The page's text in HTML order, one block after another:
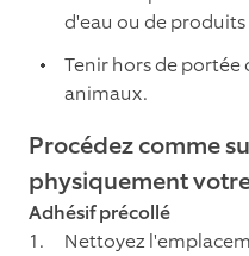
d'eau ou de
Tenir hors de portée
animaux.
Procédez comme
physiquement
Adhésif précollé
Nettoyez